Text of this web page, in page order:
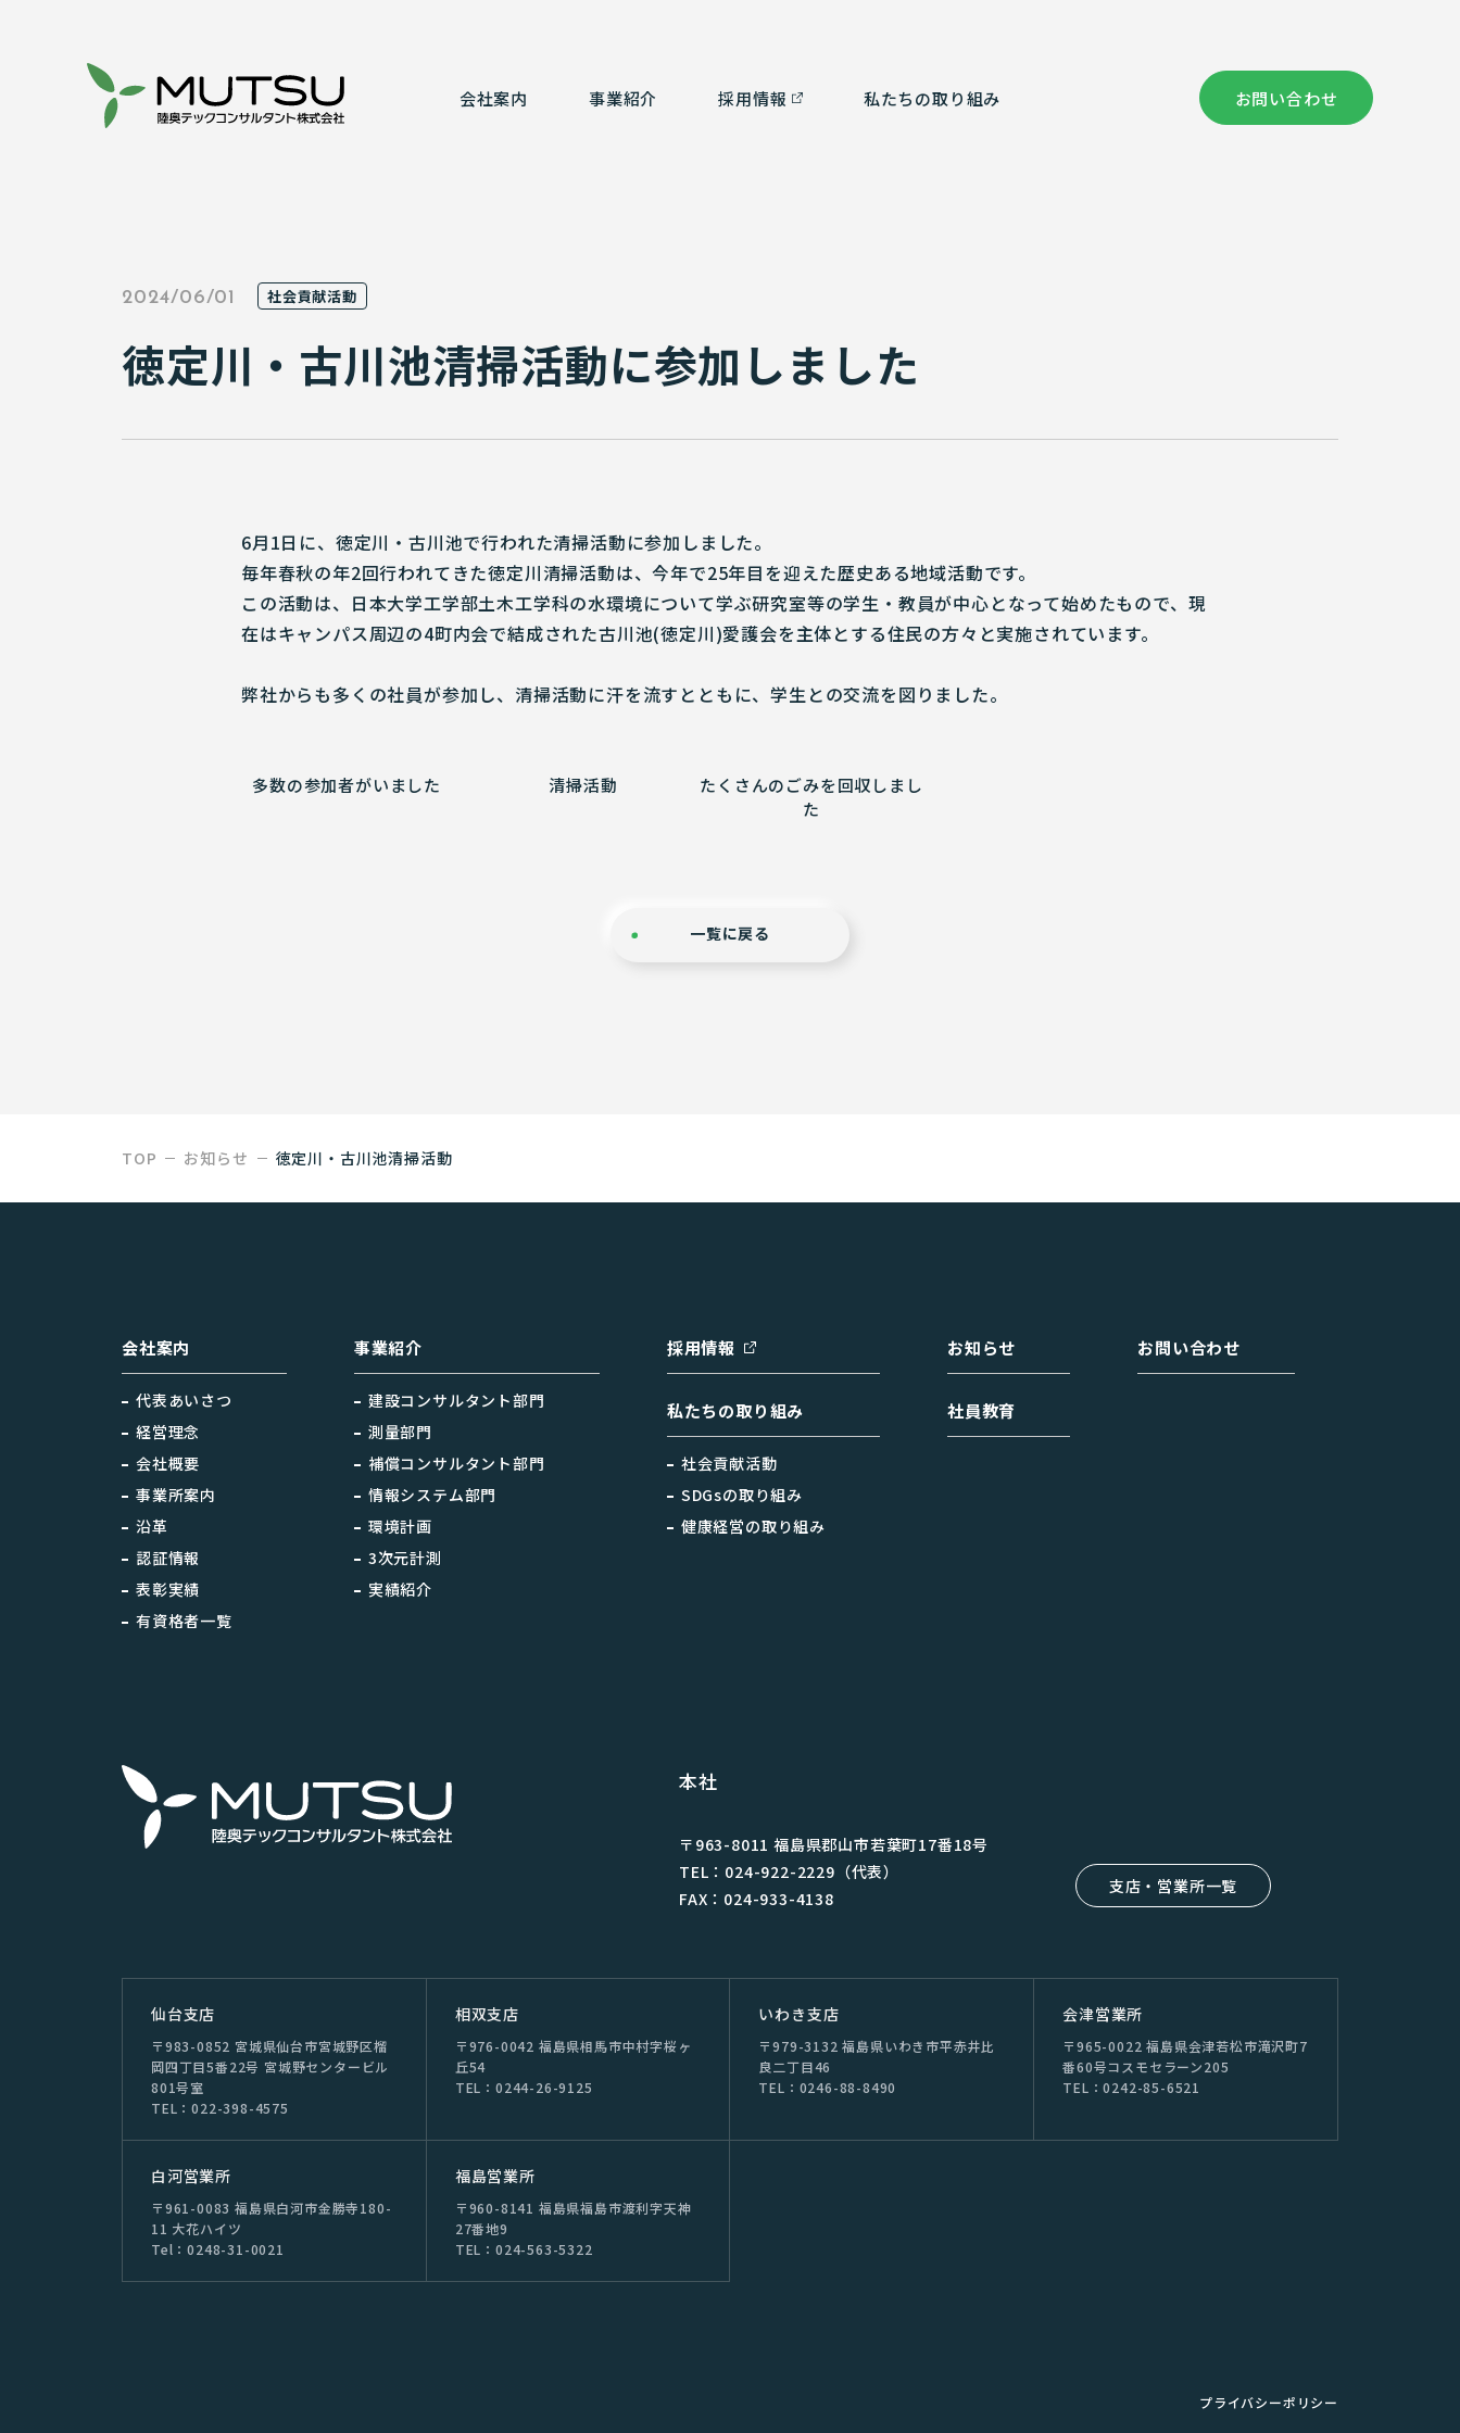
会社案内 事業紹介 採⽤情報 私たちの取り組み お問い合わせ
2024/06/01 社会貢献活動
徳定川・古川池清掃活動に参加しました
6月1日に、徳定川・古川池で行われた清掃活動に参加しました。
毎年春秋の年2回行われてきた徳定川清掃活動は、今年で25年目を迎えた歴史ある地域活動です。
この活動は、日本大学工学部土木工学科の水環境について学ぶ研究室等の学生・教員が中心となって始めたもので、現
在はキャンパス周辺の4町内会で結成された古川池(徳定川)愛護会を主体とする住民の方々と実施されています。
弊社からも多くの社員が参加し、清掃活動に汗を流すとともに、学生との交流を図りました。
多数の参加者がいました 清掃活動
たくさんのごみを回収しまし
た
一覧に戻る
TOP お知らせ 徳定川・古川池清掃活動
会社案内
代表あいさつ
経営理念
会社概要
事業所案内
沿革
認証情報
表彰実績
有資格者一覧
事業紹介
建設コンサルタント部門
測量部門
補償コンサルタント部門
情報システム部門
環境計画
3次元計測
実績紹介
採用情報
私たちの取り組み
社会貢献活動
SDGsの取り組み
健康経営の取り組み
お知らせ
社員教育
お問い合わせ
本社
〒963-8011 福島県郡⼭市若葉町17番18号
TEL：024-922-2229（代表）
FAX：024-933-4138
支店・営業所一覧
仙台⽀店
〒983-0852 宮城県仙台市宮城野区榴
岡四丁目5番22号 宮城野センタービル
801号室
TEL：022-398-4575
相双⽀店
〒976-0042 福島県相⾺市中村字桜ヶ
丘54
TEL：0244-26-9125
いわき支店
〒979-3132 福島県いわき市平⾚井⽐
良⼆丁⽬46
TEL：0246-88-8490
会津営業所
〒965-0022 福島県会津若松市滝沢町7
番60号コスモセラーン205
TEL：0242-85-6521
⽩河営業所
〒961-0083 福島県白河市金勝寺180-
11 大花ハイツ
Tel：0248-31-0021
福島営業所
〒960-8141 福島県福島市渡利字天神
27番地9
TEL：024-563-5322
プライバシーポリシー